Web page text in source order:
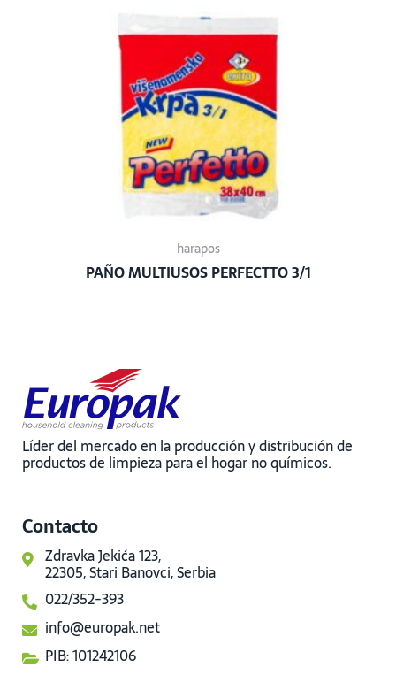
harapos
PAÑO MULTIUSOS PERFECTTO 3/1
Líder del mercado en la producción y distribución de
productos de limpieza para el hogar no químicos.
Contacto
Zdravka Jekića 123,
22305, Stari Banovci, Serbia
022/352-393
info@europak.net
PIB: 101242106